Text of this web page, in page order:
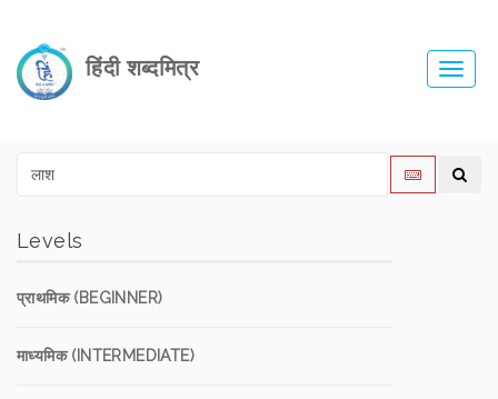
हिंदी शब्दमित्र
Levels
प्राथमिक (BEGINNER)
माध्यमिक (INTERMEDIATE)